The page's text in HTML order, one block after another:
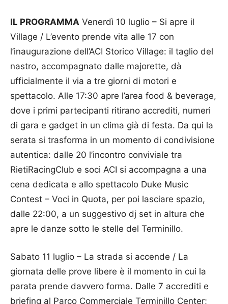
IL PROGRAMMA Venerdì 10 luglio – Si apre il
Village / L’evento prende vita alle 17 con
l’inaugurazione dell’ACI Storico Village: il taglio del
nastro, accompagnato dalle majorette, dà
ufficialmente il via a tre giorni di motori e
spettacolo. Alle 17:30 apre l’area food & beverage,
dove i primi partecipanti ritirano accrediti, numeri
di gara e gadget in un clima già di festa. Da qui la
serata si trasforma in un momento di condivisione
autentica: dalle 20 l’incontro conviviale tra
RietiRacingClub e soci ACI si accompagna a una
cena dedicata e allo spettacolo Duke Music
Contest – Voci in Quota, per poi lasciare spazio,
dalle 22:00, a un suggestivo dj set in altura che
apre le danze sotto le stelle del Terminillo.
Sabato 11 luglio – La strada si accende / La
giornata delle prove libere è il momento in cui la
parata prende davvero forma. Dalle 7 accrediti e
briefing al Parco Commerciale Terminillo Center;